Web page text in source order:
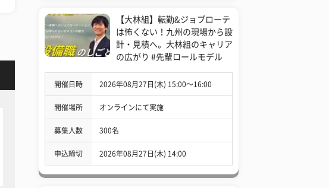
【大林組】転勤&ジョブローテ
は怖くない！九州の現場から設
計・見積へ。大林組のキャリア
の広がり #先輩ロールモデル
開催日時 2026年08月27日(木) 15:00〜16:00
開催場所 オンラインにて実施
募集人数 300名
申込締切 2026年08月27日(木) 14:00